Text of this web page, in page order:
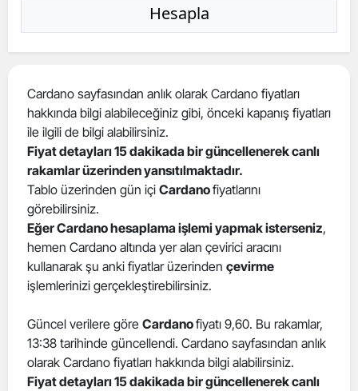
Hesapla
Cardano sayfasından anlık olarak Cardano fiyatları
hakkında bilgi alabileceğiniz gibi, önceki kapanış fiyatları
ile ilgili de bilgi alabilirsiniz.
Fiyat detayları 15 dakikada bir güncellenerek canlı
rakamlar üzerinden yansıtılmaktadır.
Tablo üzerinden gün içi Cardanofiyatlarını
görebilirsiniz.
Eğer Cardano hesaplama işlemi yapmak isterseniz,
hemen Cardano altında yer alan çevirici aracını
kullanarak şu anki fiyatlar üzerinden çevirme
işlemlerinizi gerçekleştirebilirsiniz.
Güncel verilere göre Cardanofiyatı 9,60. Bu rakamlar,
13:38 tarihinde güncellendi. Cardano sayfasından anlık
olarak Cardano fiyatları hakkında bilgi alabilirsiniz.
Fiyat detayları 15 dakikada bir güncellenerek canlı